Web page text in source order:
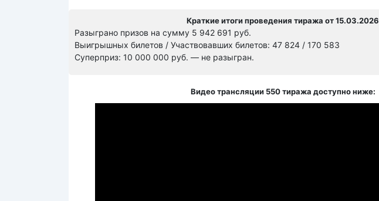
Краткие итоги проведения тиража от 15.03.2026
Разыграно призов на сумму 5 942 691 руб.
Выигрышных билетов / Участвовавших билетов: 47 824 / 170 583
Суперприз: 10 000 000 руб. — не разыгран.
Видео трансляции 550 тиража доступно ниже: